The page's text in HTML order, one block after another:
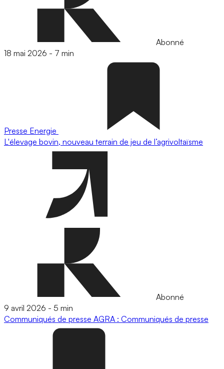
Abonné
18 mai 2026 - 7 min
Presse Energie
L'élevage bovin, nouveau terrain de jeu de l’agrivoltaïsme
Abonné
9 avril 2026 - 5 min
Communiqués de presse AGRA : Communiqués de presse